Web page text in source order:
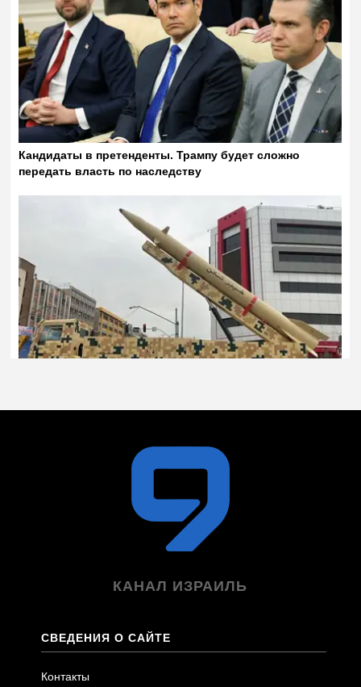
КАНАЛ ИЗРАИЛЬ
СВЕДЕНИЯ О САЙТЕ
Контакты